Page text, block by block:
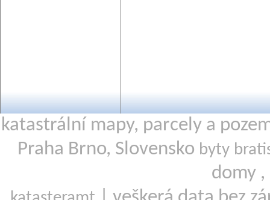
katastrální mapy, parcely a
Praha Brno, Slovensko byty
domy ,